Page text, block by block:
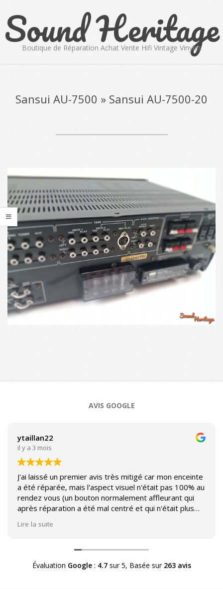
content
Sound Heritage
Boutique de Réparation Achat Vente Hifi Vintage Vinyles
MenuSansui AU-7500 » Sansui AU-7500-20
AVIS GOOGLE
ytaillan22
il y a 3 mois
J'ai laissé un premier avis très mitigé car mon enceinte
a été réparée, mais l'aspect visuel n'était pas 100% au
rendez vous (un bouton normalement affleurant qui
après réparation a été mal centré et qui n'était plus
Héritage afin d'échanger sur mon expérience et on
m'a fourni des explications sur le pourquoi cet aspect
visuel.
Lire la suite
Évaluation Google: 4.7sur 5, Basée sur 263 avis